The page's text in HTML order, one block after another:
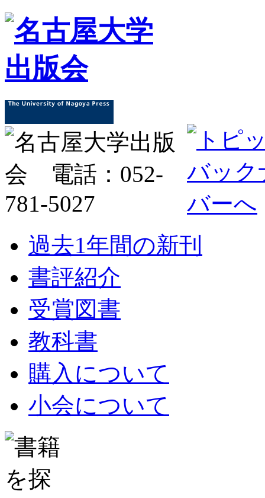
過去1年間の新刊
書評紹介
受賞図書
教科書
購入について
小会について